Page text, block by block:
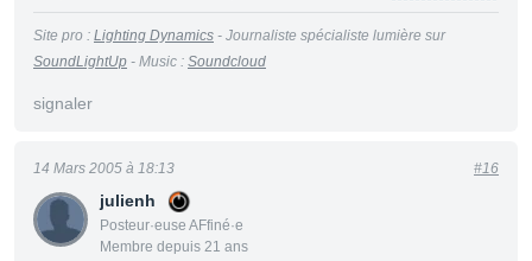
Site pro : Lighting Dynamics - Journaliste spécialiste lumière sur
SoundLightUp - Music : Soundcloud
signaler
julienh
Posteur·euse AFfiné·e
Membre depuis 21 ans
14 Mars 2005 à 18:13 #16